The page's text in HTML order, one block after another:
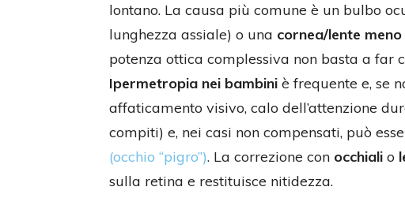
lontano. La causa più comune è un bulbo
lunghezza assiale) o una cornea/lente meno
potenza ottica complessiva non basta a far
Ipermetropia nei bambini è frequente e, se
affaticamento visivo, calo dell’attenzione
compiti) e, nei casi non compensati, può
(occhio “pigro”). La correzione con occhiali o
sulla retina e restituisce nitidezza.